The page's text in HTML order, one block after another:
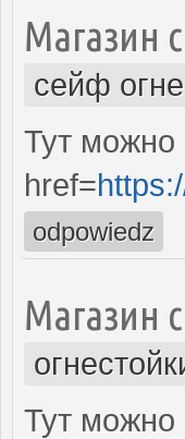
Магазин
сейф
Тут можно
href=
odpowiedz
Магазин
Тут можно